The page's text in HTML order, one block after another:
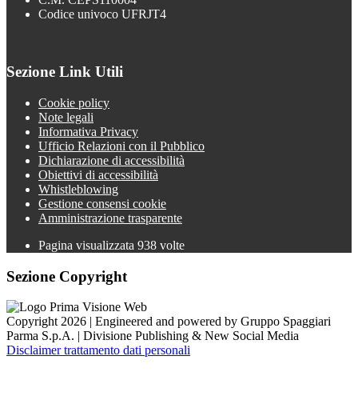
Codice univoco UFRJT4
Sezione Link Utili
Cookie policy
Note legali
Informativa Privacy
Ufficio Relazioni con il Pubblico
Dichiarazione di accessibilità
Obiettivi di accessibilità
Whistleblowing
Gestione consensi cookie
Amministrazione trasparente
Pagina visualizzata 938 volte
Sezione Copyright
Copyright 2026 | Engineered and powered by Gruppo Spaggiari
Parma S.p.A. | Divisione Publishing & New Social Media
Disclaimer trattamento dati personali